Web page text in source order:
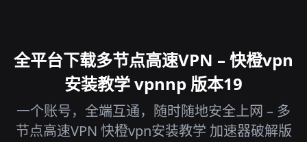
全平台下载多节点高速VPN – 快橙vpn
安装教学 vpnnp 版本19
一个账号，全端互通，随时随地安全上网 – 多
节点高速VPN 快橙vpn安装教学 加速器破解版